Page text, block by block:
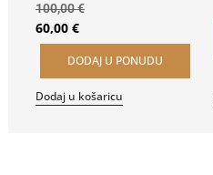
100,00€
60,00 €
DODAJ U PONUDU
Dodaj u košaricu